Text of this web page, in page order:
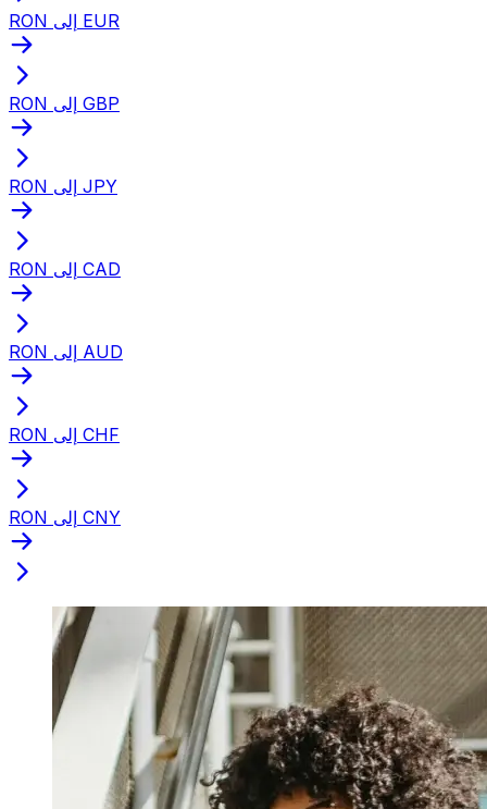
RON إلى EUR
RON إلى GBP
RON إلى JPY
RON إلى CAD
RON إلى AUD
RON إلى CHF
RON إلى CNY